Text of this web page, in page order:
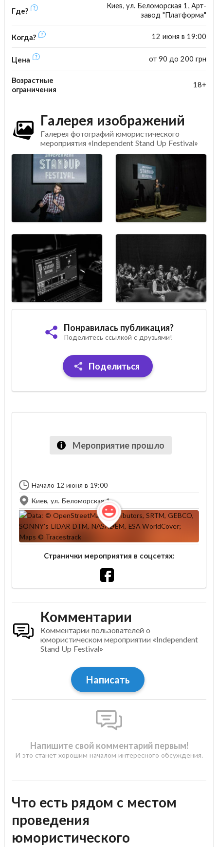
Где?
Киев, ул. Беломорская 1, Арт-
завод "Платформа"
Когда? 12 июня в 19:00
Цена от 90 до 200 грн
Возрастные
ограничения
18+
Галерея изображений
Галерея фотографий юмористического
мероприятия «Independent Stand Up Festival»
Понравилась публикация?
Поделитесь ссылкой с друзьями!
Поделиться
Мероприятие прошло
Начало 12 июня в 19:00
Киев, ул. Беломорская 1
Странички мероприятия в соцсетях:
Комментарии
Комментарии пользователей о
юмористическом мероприятии «Independent
Stand Up Festival»
Написать
Напишите свой комментарий первым!
И это станет хорошим началом интересного обсуждения.
Что есть рядом с местом
проведения
юмористического